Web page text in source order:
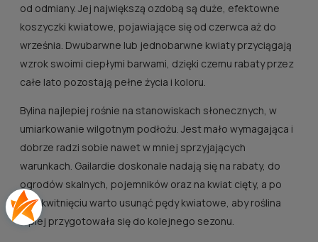
od odmiany. Jej największą ozdobą są duże, efektowne
koszyczki kwiatowe, pojawiające się od czerwca aż do
września. Dwubarwne lub jednobarwne kwiaty przyciągają
wzrok swoimi ciepłymi barwami, dzięki czemu rabaty przez
całe lato pozostają pełne życia i koloru.
Bylina najlepiej rośnie na stanowiskach słonecznych, w
umiarkowanie wilgotnym podłożu. Jest mało wymagająca i
dobrze radzi sobie nawet w mniej sprzyjających
warunkach. Gailardie doskonale nadają się na rabaty, do
ogrodów skalnych, pojemników oraz na kwiat cięty, a po
przekwitnięciu warto usunąć pędy kwiatowe, aby roślina
lepiej przygotowała się do kolejnego sezonu.